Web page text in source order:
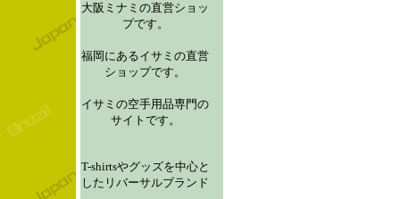
大阪ミナミの直営ショッ
プです。
福岡にあるイサミの直営
ショップです。
イサミの空手用品専門の
サイトです。
T-shirtsやグッズを中心と
したリバーサルブランド